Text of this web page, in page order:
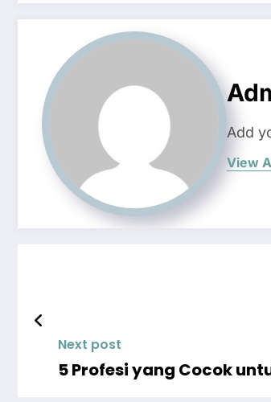
Add
View
Next post
5 Profesi yang Cocok